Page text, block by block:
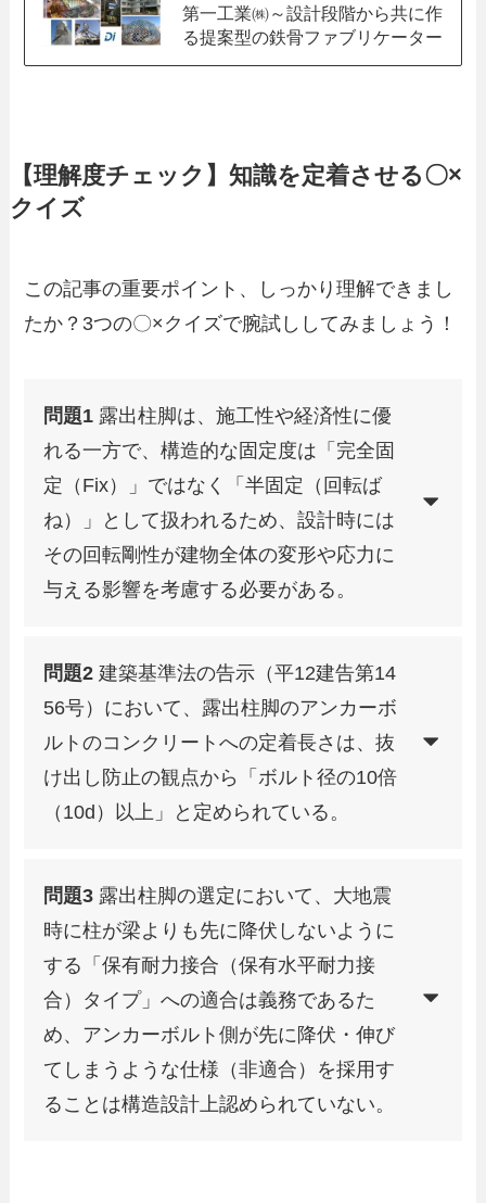
第一工業㈱～設計段階から共に作
る提案型の鉄骨ファブリケーター
【理解度チェック】知識を定着させる〇×
クイズ
この記事の重要ポイント、しっかり理解できまし
たか？3つの〇×クイズで腕試ししてみましょう！
問題1 露出柱脚は、施工性や経済性に優
れる一方で、構造的な固定度は「完全固
定（Fix）」ではなく「半固定（回転ば
ね）」として扱われるため、設計時には
その回転剛性が建物全体の変形や応力に
与える影響を考慮する必要がある。
問題2 建築基準法の告示（平12建告第14
56号）において、露出柱脚のアンカーボ
ルトのコンクリートへの定着長さは、抜
け出し防止の観点から「ボルト径の10倍
（10d）以上」と定められている。
問題3 露出柱脚の選定において、大地震
時に柱が梁よりも先に降伏しないように
する「保有耐力接合（保有水平耐力接
合）タイプ」への適合は義務であるた
め、アンカーボルト側が先に降伏・伸び
てしまうような仕様（非適合）を採用す
ることは構造設計上認められていない。